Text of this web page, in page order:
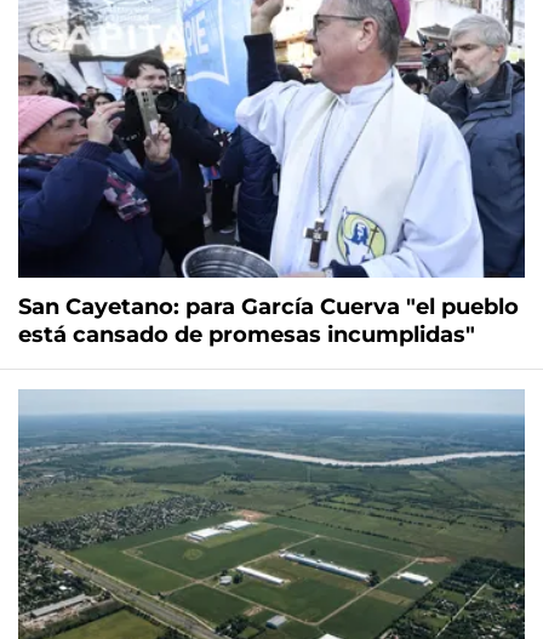
San Cayetano: para García Cuerva "el pueblo
está cansado de promesas incumplidas"